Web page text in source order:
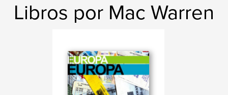
Libros por Mac Warren